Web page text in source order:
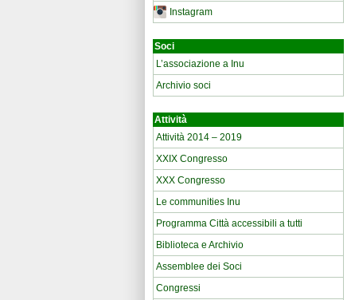
Instagram
Soci
L’associazione a Inu
Archivio soci
Attività
Attività 2014 – 2019
XXIX Congresso
XXX Congresso
Le communities Inu
Programma Città accessibili a tutti
Biblioteca e Archivio
Assemblee dei Soci
Congressi